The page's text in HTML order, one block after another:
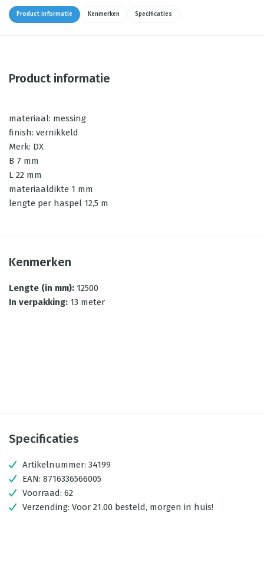
Product informatie Kenmerken Specificaties
Product informatie
materiaal: messing
finish: vernikkeld
Merk: DX
B 7 mm
L 22 mm
materiaaldikte 1 mm
lengte per haspel 12,5 m
Kenmerken
Lengte (in mm): 12500
In verpakking: 13 meter
Specificaties
Artikelnummer: 34199
EAN: 8716336566005
Voorraad: 62
Verzending: Voor 21.00 besteld, morgen in huis!